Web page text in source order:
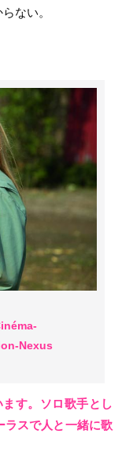
ない。
Nexus
す。ソロ歌手とし
ラスで人と一緒に歌